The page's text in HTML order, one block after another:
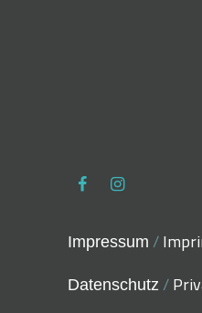
Impressum /
Datenschutz /